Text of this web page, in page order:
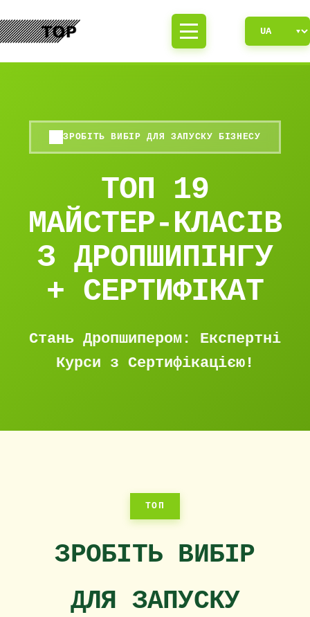
ЗРОБІТЬ ВИБІР ДЛЯ ЗАПУСКУ БІЗНЕСУ
ТОП 19
МАЙСТЕР-КЛАСІВ
З ДРОПШИПІНГУ
+ СЕРТИФІКАТ
Стань Дропшипером: Експертні
Курси з Сертифікацією!
ТОП
ЗРОБІТЬ ВИБІР
ДЛЯ ЗАПУСКУ